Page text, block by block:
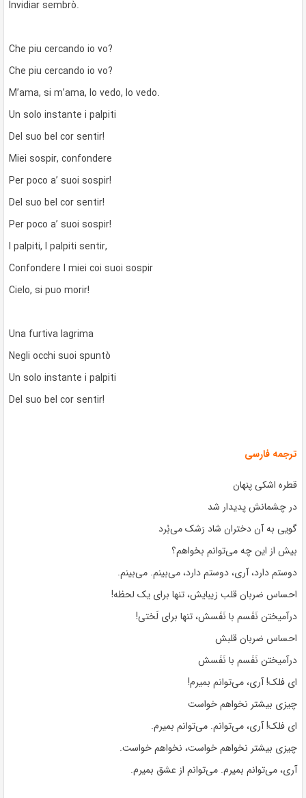
Invidiar sembrò.
Che piu cercando io vo?
Che piu cercando io vo?
M’ama, si m’ama, lo vedo, lo vedo.
Un solo instante i palpiti
Del suo bel cor sentir!
Miei sospir, confondere
Per poco a’ suoi sospir!
Del suo bel cor sentir!
Per poco a’ suoi sospir!
I palpiti, I palpiti sentir,
Confondere I miei coi suoi sospir
Cielo, si puo morir!
Una furtiva lagrima
Negli occhi suoi spuntò
Un solo instante i palpiti
Del suo bel cor sentir!
ترجمه فارسی
قطره‌ اشکی پنهان
در چشمانش پدیدار شد
گویی به آن دختران شاد رَشک می‌بُرد
بیش از این چه می‌توانم بخواهم؟
دوستم دارد، آری، دوستم دارد، می‌بینم. می‌بینم.
احساس ضربان قلب زیبایش، تنها برای یک لحظه!
درآمیختن نَفَسم با نَفَسش، تنها برای لَختی!
احساس ضربان قلبش
درآمیختن نَفَسم با نَفَسش
ای فلک! آری، می‌توانم بمیرم!
چیزی بیشتر نخواهم خواست
ای فلک! آری، می‌توانم. می‌توانم بمیرم.
چیزی بیشتر نخواهم خواست، نخواهم خواست.
آری، می‌توانم بمیرم. می‌توانم از عشق بمیرم.